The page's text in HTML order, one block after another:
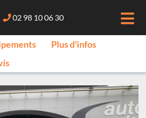
02 98 10 06 30
Plus d'infos